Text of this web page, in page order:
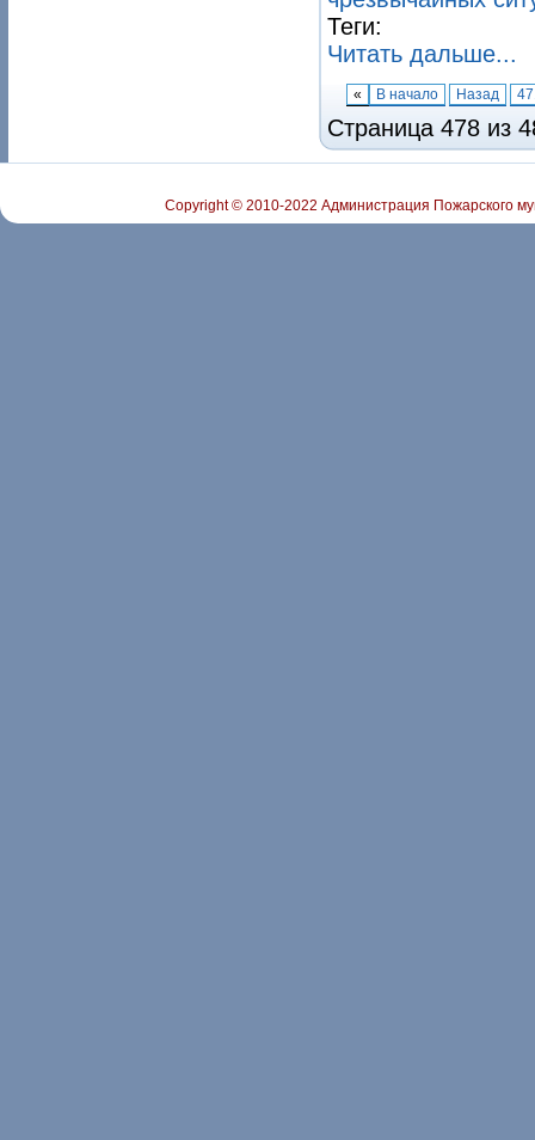
Теги:
Читать дальше...
« В начало Назад
Страница 478 из
Copyright © 2010-2022 Администрация Пожарского